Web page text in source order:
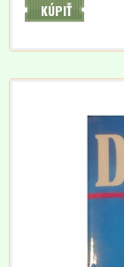
KÚPIŤ